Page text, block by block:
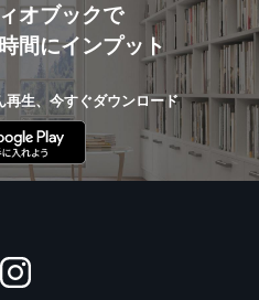
オブックで
間にインプット
再生、今すぐダウンロード